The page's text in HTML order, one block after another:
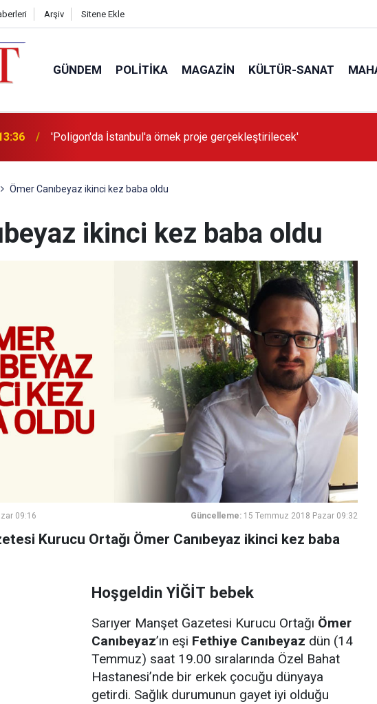
Arşiv Sitene Ekle
GÜNDEM POLITIKA MAGAZIN KÜLTÜR-SANAT
'Poligon'da İstanbul'a örnek proje gerçekleştirilecek'
Ömer Canıbeyaz ikinci kez baba oldu
ikinci kez baba oldu
09:16 Güncelleme: 15 Temmuz 2018 Pazar 09:32
Kurucu Ortağı Ömer Canıbeyaz ikinci kez baba
Hoşgeldin YİĞİT bebek
Sarıyer Manşet Gazetesi Kurucu Ortağı Ömer
Canıbeyaz’ın eşi Fethiye Canıbeyaz dün (14
Temmuz) saat 19.00 sıralarında Özel Bahat
Hastanesi’nde bir erkek çocuğu dünyaya
getirdi. Sağlık durumunun gayet iyi olduğu